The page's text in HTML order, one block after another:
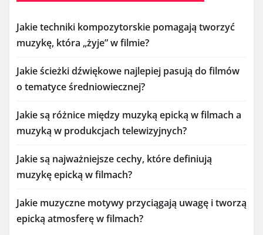
Jakie techniki kompozytorskie pomagają tworzyć
muzykę, która „żyje” w filmie?
Jakie ścieżki dźwiękowe najlepiej pasują do filmów
o tematyce średniowiecznej?
Jakie są różnice między muzyką epicką w filmach a
muzyką w produkcjach telewizyjnych?
Jakie są najważniejsze cechy, które definiują
muzykę epicką w filmach?
Jakie muzyczne motywy przyciągają uwagę i tworzą
epicką atmosferę w filmach?